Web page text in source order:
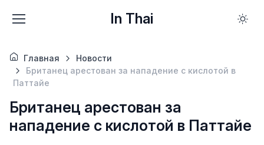
In Thai
Главная
Новости
Британец арестован за нападение с кислотой в
Паттайе
Британец арестован за
нападение с кислотой в Паттайе